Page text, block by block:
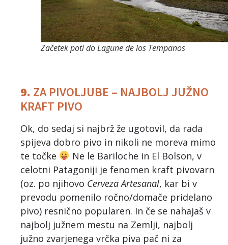
Začetek poti do Lagune de los Tempanos
9. ZA PIVOLJUBE – NAJBOLJ JUŽNO
KRAFT PIVO
Ok, do sedaj si najbrž že ugotovil, da rada
spijeva dobro pivo in nikoli ne moreva mimo
te točke
Ne le Bariloche in El Bolson, v
celotni Patagoniji je fenomen kraft pivovarn
(oz. po njihovo Cerveza Artesanal, kar bi v
prevodu pomenilo ročno/domače pridelano
pivo) resnično popularen. In če se nahajaš v
najbolj južnem mestu na Zemlji, najbolj
južno zvarjenega vrčka piva pač ni za